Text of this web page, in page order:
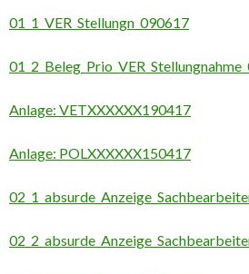
01_1_VER_Stellungn_090617
Anlage: VETXXXXXX190417
Anlage: POLXXXXXX150417